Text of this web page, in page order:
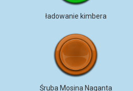
ładowanie kimbera
Śruba Mosina Naganta